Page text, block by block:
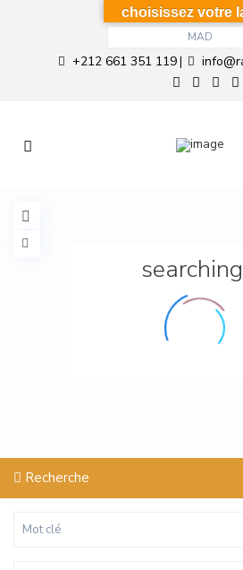
MAD
+212 661 351 119|
Recherche
choisissez votre